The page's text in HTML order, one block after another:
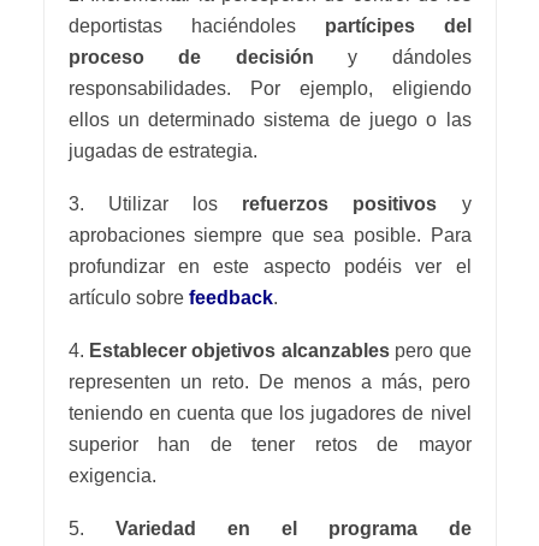
deportistas haciéndoles partícipes del
proceso de decisión y dándoles
responsabilidades. Por ejemplo, eligiendo
ellos un determinado sistema de juego o las
jugadas de estrategia.
3. Utilizar los refuerzos positivos y
aprobaciones siempre que sea posible. Para
profundizar en este aspecto podéis ver el
artículo sobre feedback.
4. Establecer objetivos alcanzablespero que
representen un reto. De menos a más, pero
teniendo en cuenta que los jugadores de nivel
superior han de tener retos de mayor
exigencia.
5. Variedad en el programa de